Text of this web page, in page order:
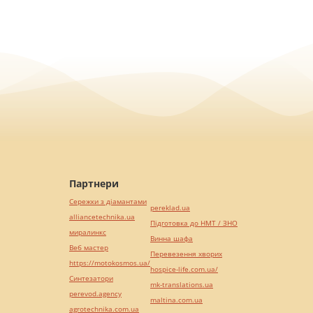
Партнери
Сережки з діамантами
alliancetechnika.ua
миралинкс
Веб мастер
https://motokosmos.ua/
Синтезатори
perevod.agency
agrotechnika.com.ua
pereklad.ua
Підготовка до НМТ / ЗНО
Винна шафа
Перевезення хворих
hospice-life.com.ua/
mk-translations.ua
maltina.com.ua